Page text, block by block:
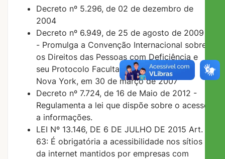
Decreto nº 5.296, de 02 de dezembro de
2004
Decreto nº 6.949, de 25 de agosto de 2009
- Promulga a Convenção Internacional sobre
os Direitos das Pessoas com Deficiência e
seu Protocolo Facultativo, assinados em
Nova York, em 30 de março de 2007
Decreto nº 7.724, de 16 de Maio de 2012 -
Regulamenta a lei que dispõe sobre o acesso
a informações.
LEI Nº 13.146, DE 6 DE JULHO DE 2015 Art.
63: É obrigatória a acessibilidade nos sítios
da internet mantidos por empresas com